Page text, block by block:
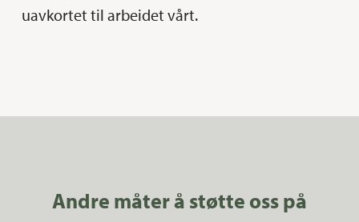
uavkortet til arbeidet vårt.
Andre måter å støtte oss på